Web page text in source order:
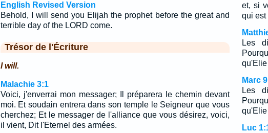
English Revised Version
Behold, I will send you Elijah the prophet before the great and
terrible day of the LORD come.
Trésor de l'Écriture
I will.
Malachie 3:1
Voici, j'enverrai mon messager; Il préparera le chemin devant
moi. Et soudain entrera dans son temple le Seigneur que vous
cherchez; Et le messager de l'alliance que vous désirez, voici,
il vient, Dit l'Eternel des armées.
et, si
qui est
Les
Marc
Les
Luc